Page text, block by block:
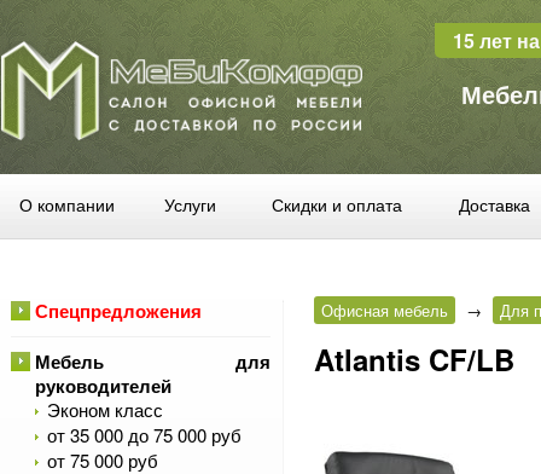
15 лет
О компании Услуги Скидки и оплата Доставка
Спецпредложения
Мебель для
руководителей
Эконом класс
от 35 000 до 75 000 руб
от 75 000 руб
Офисная мебель → Для
Atlantis CF/LB